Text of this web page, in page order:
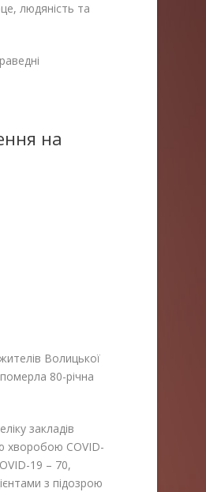
людяність та
на
Волицької
80-річна
закладів
хворобою COVID-
19 – 70,
з підозрою